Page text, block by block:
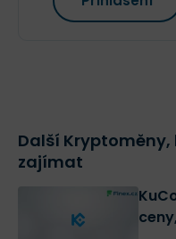
Další
zajímat